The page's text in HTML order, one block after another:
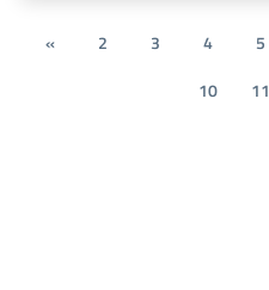
« 2 3 4 5
10
11